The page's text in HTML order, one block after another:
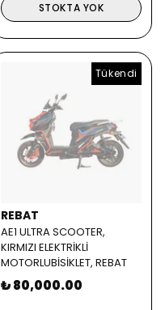
STOKTA YOK
Tükendi
REBAT
AE1 ULTRA SCOOTER,
KIRMIZI ELEKTRİKLİ
MOTORLUBİSİKLET, REBAT
₺ 80,000.00